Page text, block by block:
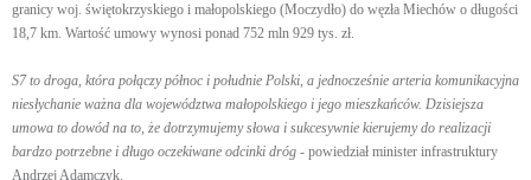
granicy woj. świętokrzyskiego i małopolskiego (Moczydło) do węzła Miechów o długości
18,7 km. Wartość umowy wynosi ponad 752 mln 929 tys. zł.
S7 to droga, która połączy północ i południe Polski, a jednocześnie arteria komunikacyjna
niesłychanie ważna dla województwa małopolskiego i jego mieszkańców. Dzisiejsza
umowa to dowód na to, że dotrzymujemy słowa i sukcesywnie kierujemy do realizacji
bardzo potrzebne i długo oczekiwane odcinki dróg - powiedział minister infrastruktury
Andrzej Adamczyk.